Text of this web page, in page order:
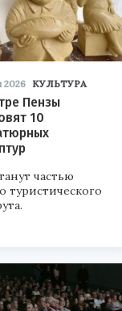
2026 КУЛЬТУРА
Пензы
10
частью
туристического